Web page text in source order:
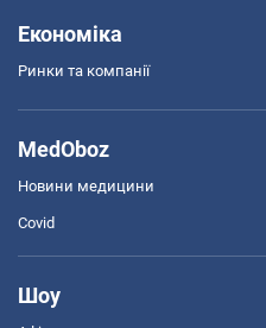
Економіка
Ринки та компанії
MedOboz
Новини медицини
Covid
Шоу